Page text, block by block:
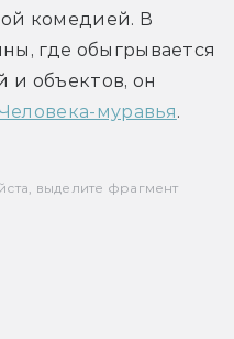
комедией. В
где обыгрывается
объектов, он
муравья.
выделите фрагмент